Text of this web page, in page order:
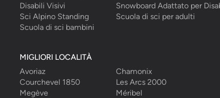
Disabili Visivi
Snowboard Adattato per
Sci Alpino Standing
Scuola di sci per adulti
Scuola di sci bambini
MIGLIORI LOCALITÀ
Avoriaz
Chamonix
Courchevel 1850
Les Arcs 2000
Megève
Méribel